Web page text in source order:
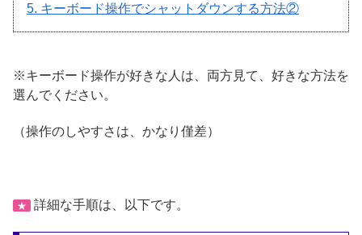
5. キーボード操作でシャットダウンする方法②
※キーボード操作が好きな人は、両方見て、好きな方法を
選んでください。
（操作のしやすさは、かなり僅差）
★ 詳細な手順は、以下です。